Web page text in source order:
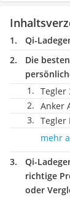
Qi-
Die
Tegler
Anker
Tegler
mehr
Qi-
richtige
oder